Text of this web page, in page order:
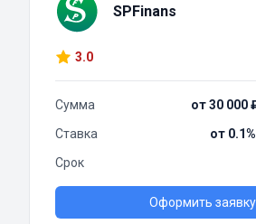
SPFinans
3.0
Сумма
от 30 000
Ставка
от
Срок
Оформить заявку